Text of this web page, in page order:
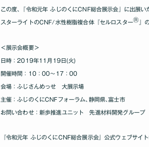
この度､『令和元年 ふじのくにCNF総合展示会』に出展い
スターライトのCNF/水性樹脂複合体『セルロスター® 』
＜展示会概要＞
日時：2019年11月19日(火)
開催時間：10：00～17：00
会場：ふじさんめっせ 大展示場
主催：ふじのくにCNFフォーラム､静岡県､富士市
お問い合わせ：新歩推進ユニット 先進材料開発グル
『令和元年 ふじのくにCNF総合展示会』公式ウェブサイト